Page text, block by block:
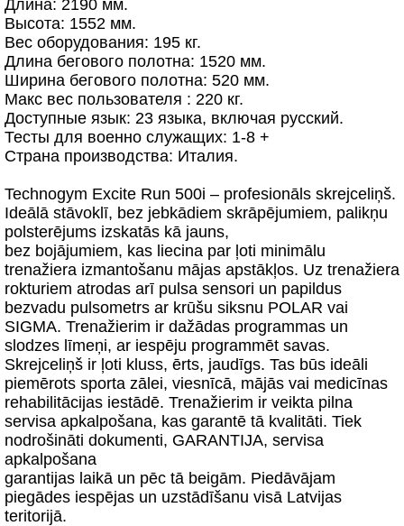
Длина: 2190 мм.
Высота: 1552 мм.
Вес оборудования: 195 кг.
Длина бегового полотна: 1520 мм.
Ширина бегового полотна: 520 мм.
Макс вес пользователя : 220 кг.
Доступные язык: 23 языка, включая русский.
Тесты для военно служащих: 1-8 +
Страна производства: Италия.
Technogym Excite Run 500i – profesionāls skrejceliņš.
Ideālā stāvoklī, bez jebkādiem skrāpējumiem, palikņu
polsterējums izskatās kā jauns,
bez bojājumiem, kas liecina par ļoti minimālu
trenažiera izmantošanu mājas apstākļos. Uz trenažiera
rokturiem atrodas arī pulsa sensori un papildus
bezvadu pulsometrs ar krūšu siksnu POLAR vai
SIGMA. Trenažierim ir dažādas programmas un
slodzes līmeņi, ar iespēju programmēt savas.
Skrejceliņš ir ļoti kluss, ērts, jaudīgs. Tas būs ideāli
piemērots sporta zālei, viesnīcā, mājās vai medicīnas
rehabilitācijas iestādē. Trenažierim ir veikta pilna
servisa apkalpošana, kas garantē tā kvalitāti. Tiek
nodrošināti dokumenti, GARANTIJA, servisa
apkalpošana
garantijas laikā un pēc tā beigām. Piedāvājam
piegādes iespējas un uzstādīšanu visā Latvijas
teritorijā.